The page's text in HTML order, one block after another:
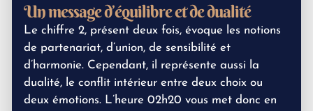
Un message d’équilibre et de dualité
Le chiffre 2, présent deux fois, évoque les notions
de partenariat, d’union, de sensibilité et
d’harmonie. Cependant, il représente aussi la
dualité, le conflit intérieur entre deux choix ou
deux émotions. L’heure 02h20 vous met donc en